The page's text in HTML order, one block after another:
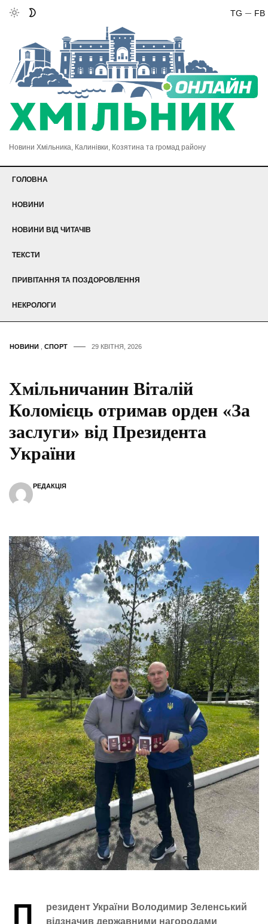
FB
TG
Новини Хмільника, Калинівки, Козятина та громад району
ГОЛОВНА
НОВИНИ
НОВИНИ ВІД ЧИТАЧІВ
ТЕКСТИ
ПРИВІТАННЯ ТА ПОЗДОРОВЛЕННЯ
НЕКРОЛОГИ
НОВИНИ СПОРТ 29 КВІТНЯ, 2026
Хмільничанин Віталій
Коломієць отримав орден «За
заслуги» від Президента
України
РЕДАКЦІЯ
П
резидент України Володимир Зеленський
відзначив державними нагородами